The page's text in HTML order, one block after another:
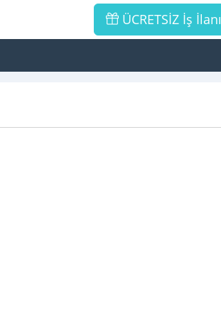
ÜCRETSİZ İş İlanı